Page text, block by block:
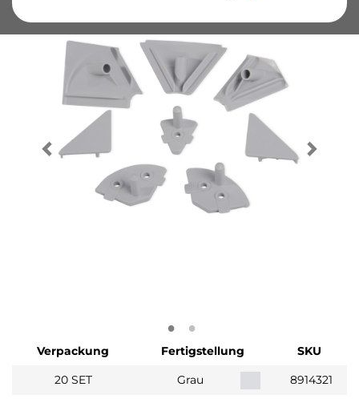
Verpackung Fertigstellung
SKU
20 SET
Grau 8914321